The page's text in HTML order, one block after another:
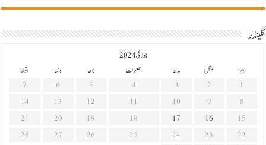
کلینڈر
جولائی 2024
پیر
منگل بدھ جمعرات جمعہ ہفتہ
اتوار
1
2
3
4
5
6
7
8
9
10
11
12
13
14
15
16
17
18
19
20
21
22
23
24
25
26
27
28